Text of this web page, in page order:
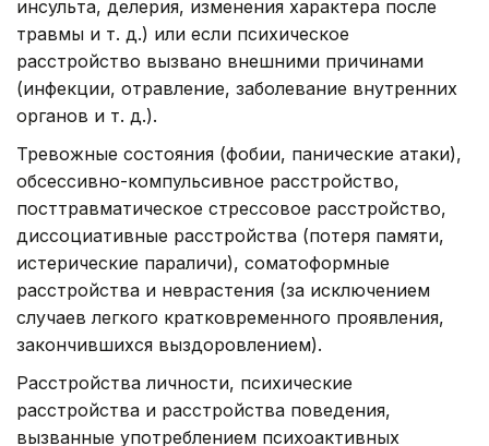
инсульта, делерия, изменения характера после
травмы и т. д.) или если психическое
расстройство вызвано внешними причинами
(инфекции, отравление, заболевание внутренних
органов и т. д.).
Тревожные состояния (фобии, панические атаки),
обсессивно-компульсивное расстройство,
посттравматическое стрессовое расстройство,
диссоциативные расстройства (потеря памяти,
истерические параличи), соматоформные
расстройства и неврастения (за исключением
случаев легкого кратковременного проявления,
закончившихся выздоровлением).
Расстройства личности, психические
расстройства и расстройства поведения,
вызванные употреблением психоактивных